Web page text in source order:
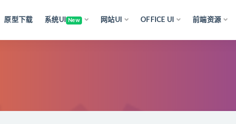
原型下载 系统UI New 网站UI OFFICE UI 前端资源